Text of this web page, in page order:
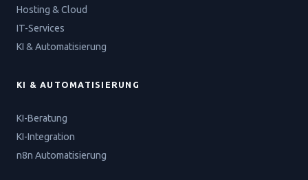
Hosting & Cloud
IT-Services
KI & Automatisierung
KI & AUTOMATISIERUNG
KI-Beratung
KI-Integration
n8n Automatisierung